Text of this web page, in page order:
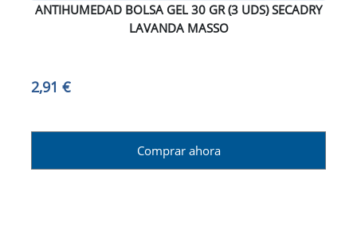
ANTIHUMEDAD BOLSA GEL 30 GR (3 UDS) SECADRY
LAVANDA MASSO
2,91 €
Comprar ahora